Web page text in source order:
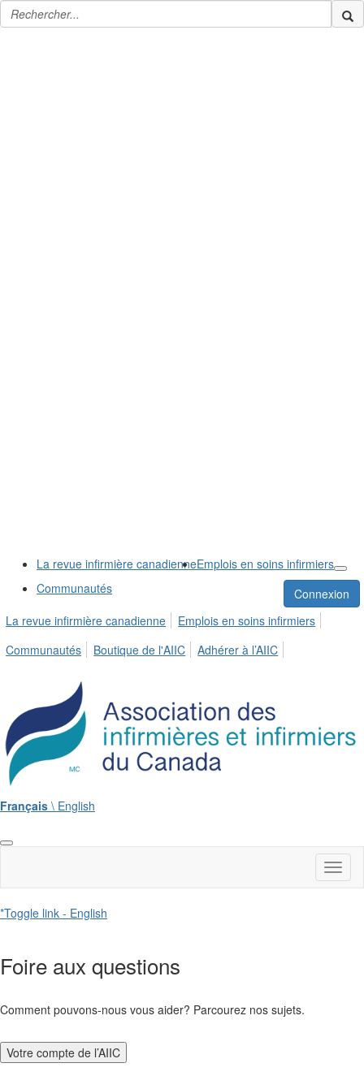
La revue infirmière canadienneEmplois en soins infirmiers
Communautés
Connexion
La revue infirmière canadienne
Emplois en soins infirmiers
Communautés
Boutique de l'AIIC Adhérer à l’AIIC
Français \ English
*Toggle link - English
Foire aux questions
Comment pouvons-nous vous aider? Parcourez nos sujets.
Votre compte de l’AIIC